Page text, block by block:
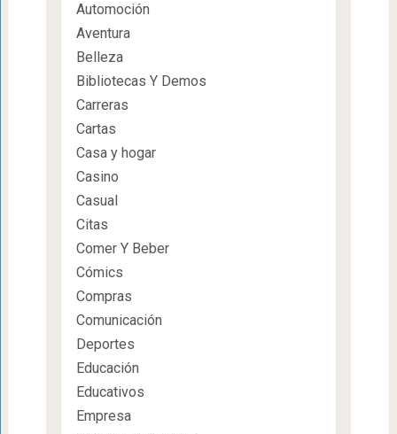
Automoción
Aventura
Belleza
Bibliotecas Y Demos
Carreras
Cartas
Casa y hogar
Casino
Casual
Citas
Comer Y Beber
Cómics
Compras
Comunicación
Deportes
Educación
Educativos
Empresa